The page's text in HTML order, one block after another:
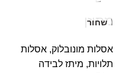
שחור
מתיזן
אסלות מונובלוק, אסלות
תלויות, מיתז לבידה